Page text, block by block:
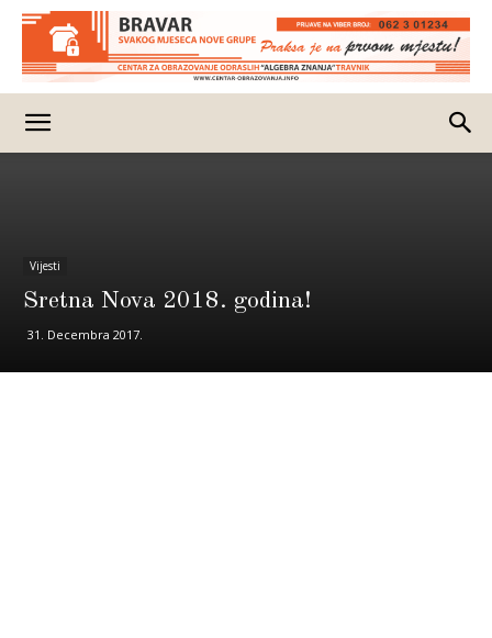
Vijesti
Sretna Nova 2018. godina!
31. Decembra 2017.